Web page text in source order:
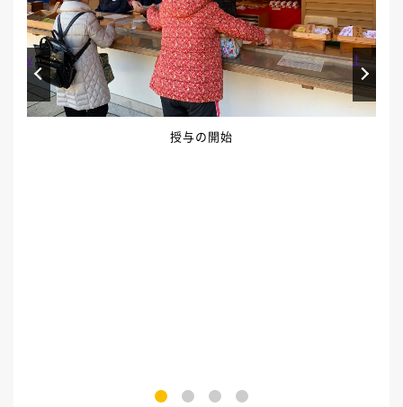
授与の開始
3 4
Prev Next